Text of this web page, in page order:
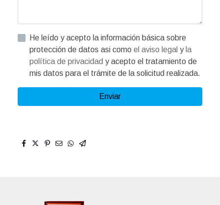
He leído y acepto la información básica sobre
protección de datos asi como el aviso legal y la
política de privacidad y acepto el tratamiento de
mis datos para el trámite de la solicitud realizada.
Enviar